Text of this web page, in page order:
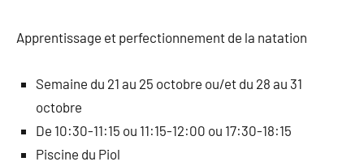
Apprentissage et perfectionnement de la natation
Semaine du 21 au 25 octobre ou/et du 28 au 31
octobre
De 10:30-11:15 ou 11:15-12:00 ou 17:30-18:15
Piscine du Piol